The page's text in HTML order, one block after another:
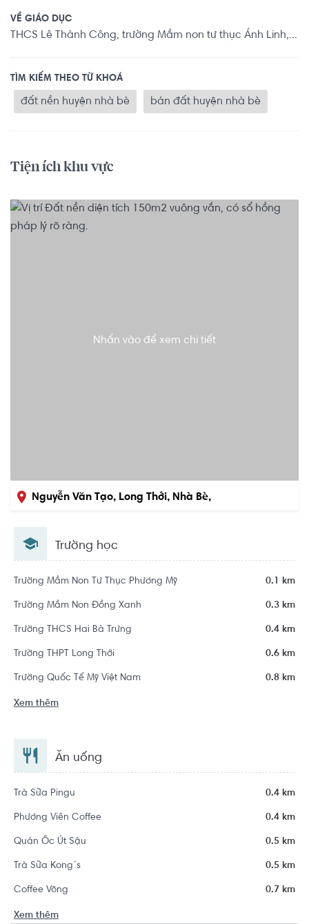
VỀ GIÁO DỤC
THCS Lê Thành Công, trường Mầm non tư thục Ánh Linh,...
TÌM KIẾM THEO TỪ KHOÁ
đất nền huyện nhà bè bán đất huyện nhà bè
Tiện ích khu vực
Nhấn vào để xem chi tiết
Nguyễn Văn Tạo, Long Thới, Nhà Bè,
Trường học
Trường Mầm Non Tư Thục Phương Mỹ 0.1 km
Trường Mầm Non Đồng Xanh 0.3 km
Trường THCS Hai Bà Trưng 0.4 km
Trường THPT Long Thới 0.6 km
Trường Quốc Tế Mỹ Việt Nam 0.8 km
Xem thêm
Ăn uống
Trà Sữa Pingu 0.4 km
Phương Viên Coffee 0.4 km
Quán Ốc Út Sậu 0.5 km
Trà Sữa Kong´s 0.5 km
Coffee Võng 0.7 km
Xem thêm